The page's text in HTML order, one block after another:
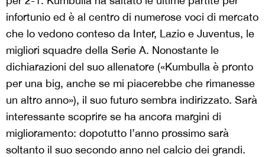
infortunio ed è al centro di numerose voci di mercato
che lo vedono conteso da Inter, Lazio e Juventus, le
migliori squadre della Serie A. Nonostante le
dichiarazioni del suo allenatore («Kumbulla è pronto
per una big, anche se mi piacerebbe che rimanesse
un altro anno»), il suo futuro sembra indirizzato. Sarà
interessante scoprire se ha ancora margini di
miglioramento: dopotutto l’anno prossimo sarà
soltanto il suo secondo anno nel calcio dei grandi.